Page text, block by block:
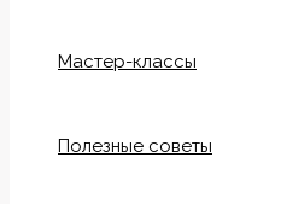
Мастер-классы
Полезные советы